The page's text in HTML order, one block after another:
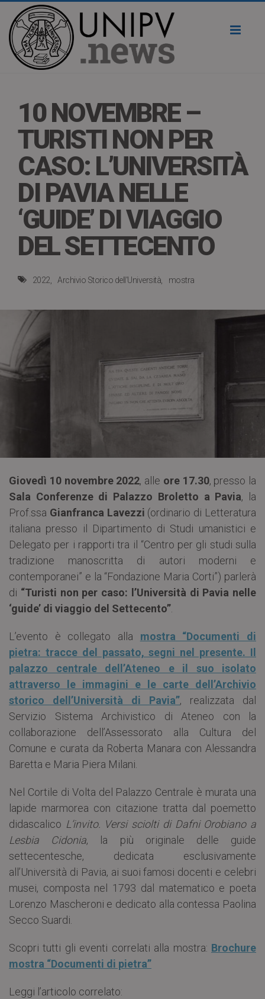
10 NOVEMBRE –
TURISTI NON PER
CASO: L’UNIVERSITÀ
DI PAVIA NELLE
‘GUIDE’ DI VIAGGIO
DEL SETTECENTO
2022 Archivio Storico dell'Università mostra
Giovedì 10 novembre 2022, alle ore 17.30, presso la
Sala Conferenze di Palazzo Broletto a Pavia, la
Prof.ssa Gianfranca Lavezzi (ordinario di Letteratura
italiana presso il Dipartimento di Studi umanistici e
Delegato per i rapporti tra il “Centro per gli studi sulla
tradizione manoscritta di autori moderni e
contemporanei” e la “Fondazione Maria Corti”) parlerà
di “Turisti non per caso: l’Università di Pavia nelle
‘guide’ di viaggio del Settecento”
L’evento è collegato alla mostra “Documenti di
pietra: tracce del passato, segni nel presente. Il
palazzo centrale dell’Ateneo e il suo isolato
attraverso le immagini e le carte dell’Archivio
storico dell’Università di Pavia”, realizzata dal
Servizio Sistema Archivistico di Ateneo con la
collaborazione dell’Assessorato alla Cultura del
Comune e curata da Roberta Manara con Alessandra
Baretta e Maria Piera Milani.
Nel Cortile di Volta del Palazzo Centrale è murata una
lapide marmorea con citazione tratta dal poemetto
didascalico L’invito. Versi sciolti di Dafni Orobiano a
Lesbia Cidonia, la più originale delle guide
settecentesche, dedicata esclusivamente
all’Università di Pavia, ai suoi famosi docenti e celebri
musei, composta nel 1793 dal matematico e poeta
Lorenzo Mascheroni e dedicato alla contessa Paolina
Secco Suardi.
Scopri tutti gli eventi correlati alla mostra: Brochure
mostra “Documenti di pietra”
Leggi l’articolo correlato: